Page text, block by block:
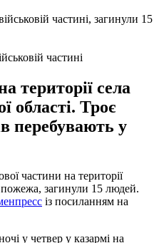
частині
території села
області. Троє
перебувають у
частини на території
пожежа, загинули 15 людей.
із посиланням на
у четвер у казармі на